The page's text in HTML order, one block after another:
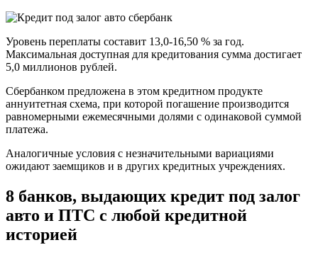
Уровень переплаты составит 13,0-16,50 % за год.
Максимальная доступная для кредитования сумма достигает
5,0 миллионов рублей.
Сбербанком предложена в этом кредитном продукте
аннуитетная схема, при которой погашение производится
равномерными ежемесячными долями с одинаковой суммой
платежа.
Аналогичные условия с незначительными вариациями
ожидают заемщиков и в других кредитных учреждениях.
8 банков, выдающих кредит под залог
авто и ПТС с любой кредитной
историей